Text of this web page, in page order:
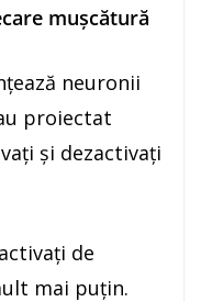
muşcătură
neuronii
proiectat
şi dezactivaţi
de
mai puţin.